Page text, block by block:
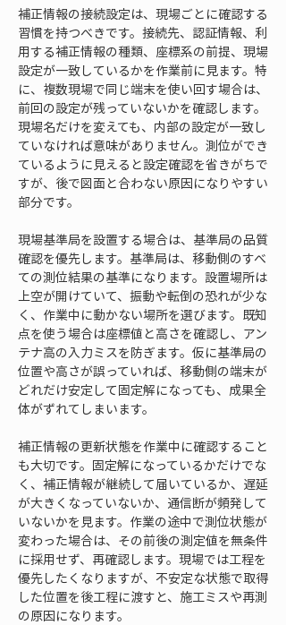
補正情報の接続設定は、現場ごとに確認する
習慣を持つべきです。接続先、認証情報、利
用する補正情報の種類、座標系の前提、現場
設定が一致しているかを作業前に見ます。特
に、複数現場で同じ端末を使い回す場合は、
前回の設定が残っていないかを確認します。
現場名だけを変えても、内部の設定が一致し
ていなければ意味がありません。測位ができ
ているように見えると設定確認を省きがちで
すが、後で図面と合わない原因になりやすい
部分です。
現場基準局を設置する場合は、基準局の品質
確認を優先します。基準局は、移動側のすべ
ての測位結果の基準になります。設置場所は
上空が開けていて、振動や転倒の恐れが少な
く、作業中に動かない場所を選びます。既知
点を使う場合は座標値と高さを確認し、アン
テナ高の入力ミスを防ぎます。仮に基準局の
位置や高さが誤っていれば、移動側の端末が
どれだけ安定して固定解になっても、成果全
体がずれてしまいます。
補正情報の更新状態を作業中に確認すること
も大切です。固定解になっているかだけでな
く、補正情報が継続して届いているか、遅延
が大きくなっていないか、通信断が頻発して
いないかを見ます。作業の途中で測位状態が
変わった場合は、その前後の測定値を無条件
に採用せず、再確認します。現場では工程を
優先したくなりますが、不安定な状態で取得
した位置を後工程に渡すと、施工ミスや再測
の原因になります。